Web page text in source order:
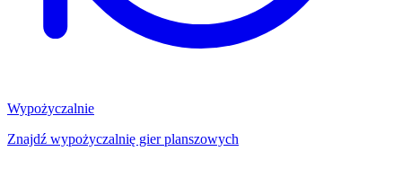
Wypożyczalnie
Znajdź wypożyczalnię gier planszowych